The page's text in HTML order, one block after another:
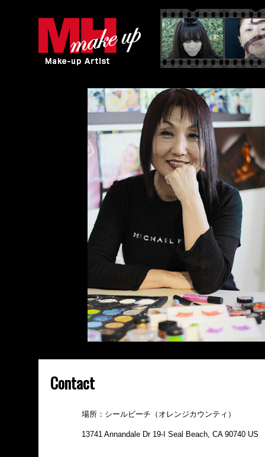
Contact
場所：シールビーチ（オレンジカウンティ）
13741 Annandale Dr 19-I Seal Beach, CA 90740 US